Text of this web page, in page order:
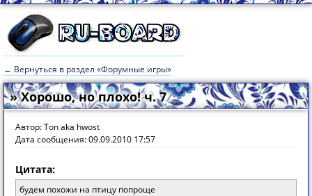
← Вернуться в раздел «Форумные игры»
» Хорошо, но плохо! ч. 7
Автор: Ton aka hwost
Дата сообщения: 09.09.2010 17:57
Цитата:
будем похожи на птицу попроще